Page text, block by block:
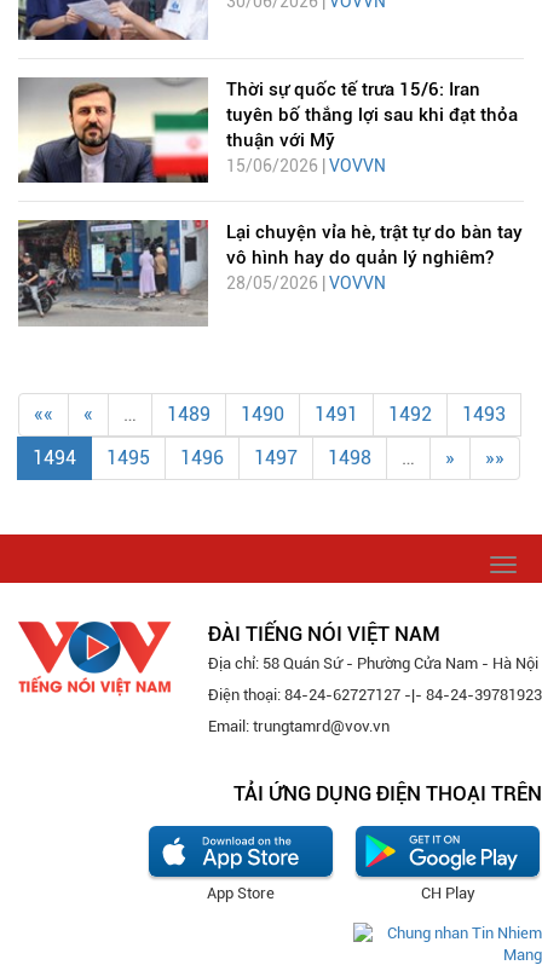
Thời sự quốc tế trưa 15/6: Iran
tuyên bố thắng lợi sau khi đạt thỏa
thuận với Mỹ
15/06/2026 | VOVVN
Lại chuyện vỉa hè, trật tự do bàn tay
vô hình hay do quản lý nghiêm?
28/05/2026 | VOVVN
«« « … 1489 1490 1491 1492
1493
1494
1495 1496 1497 1498 … » »»
ĐÀI TIẾNG NÓI VIỆT NAM
Địa chỉ: 58 Quán Sứ - Phường Cửa Nam - Hà Nội
Điện thoại: 84-24-62727127 -|- 84-24-39781923
Email: trungtamrd@vov.vn
TẢI ỨNG DỤNG ĐIỆN THOẠI TRÊN
CH Play
App Store